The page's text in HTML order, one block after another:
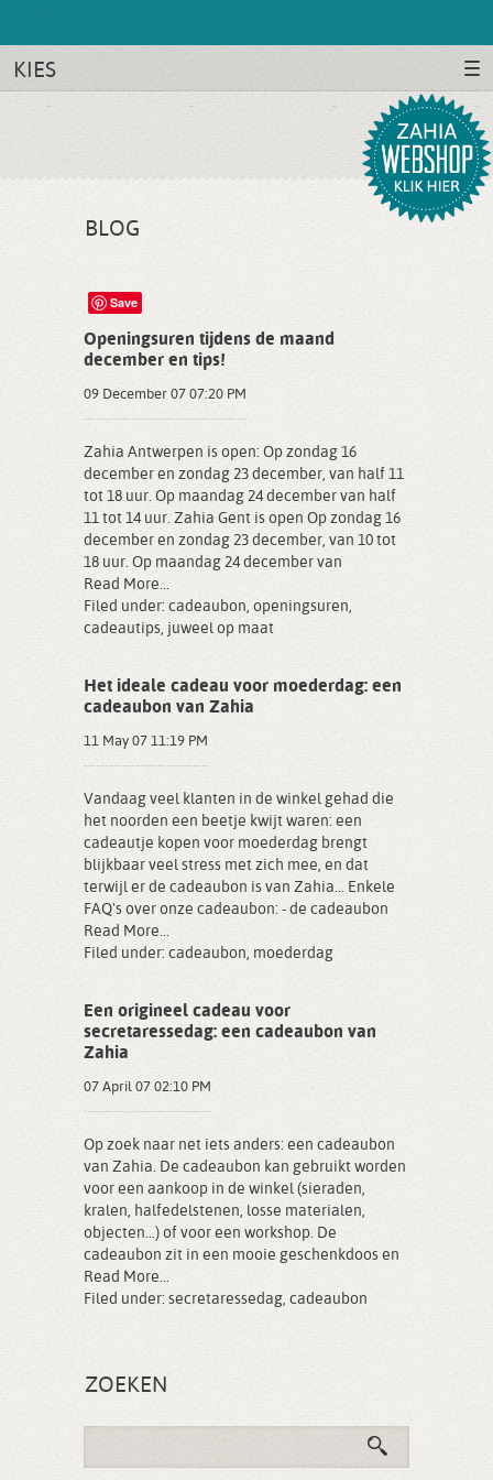
KIES
BLOG
Save
Openingsuren tijdens de maand
december en tips!
09 December 07 07:20 PM
Zahia Antwerpen is open: Op zondag 16
december en zondag 23 december, van half 11
tot 18 uur. Op maandag 24 december van half
11 tot 14 uur. Zahia Gent is open Op zondag 16
december en zondag 23 december, van 10 tot
18 uur. Op maandag 24 december van
Read More...
Filed under: cadeaubon, openingsuren,
cadeautips, juweel op maat
Het ideale cadeau voor moederdag: een
cadeaubon van Zahia
11 May 07 11:19 PM
Vandaag veel klanten in de winkel gehad die
het noorden een beetje kwijt waren: een
cadeautje kopen voor moederdag brengt
blijkbaar veel stress met zich mee, en dat
terwijl er de cadeaubon is van Zahia... Enkele
FAQ's over onze cadeaubon: - de cadeaubon
Read More...
Filed under: cadeaubon, moederdag
Een origineel cadeau voor
secretaressedag: een cadeaubon van
Zahia
07 April 07 02:10 PM
Op zoek naar net iets anders: een cadeaubon
van Zahia. De cadeaubon kan gebruikt worden
voor een aankoop in de winkel (sieraden,
kralen, halfedelstenen, losse materialen,
objecten...) of voor een workshop. De
cadeaubon zit in een mooie geschenkdoos en
Read More...
Filed under: secretaressedag, cadeaubon
ZOEKEN